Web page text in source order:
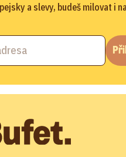
a slevy, budeš milovat i